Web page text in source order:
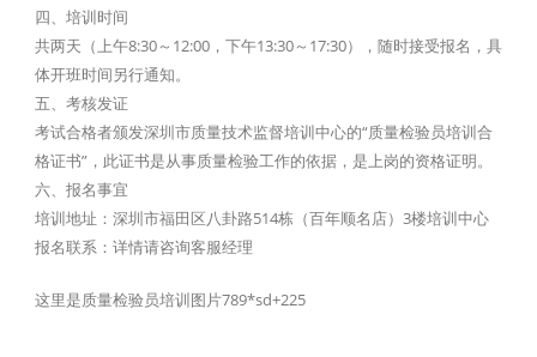
四、培训时间
共两天（上午8:30～12:00，下午13:30～17:30），随时接受报名，具
体开班时间另行通知。
五、考核发证
考试合格者颁发深圳市质量技术监督培训中心的“质量检验员培训合
格证书”，此证书是从事质量检验工作的依据，是上岗的资格证明。
六、报名事宜
培训地址：深圳市福田区八卦路514栋（百年顺名店）3楼培训中心
报名联系：详情请咨询客服经理
这里是质量检验员培训图片789*sd+225